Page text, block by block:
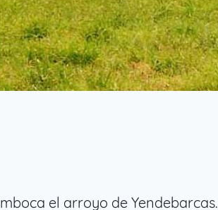
el arroyo de Yendebarcas.